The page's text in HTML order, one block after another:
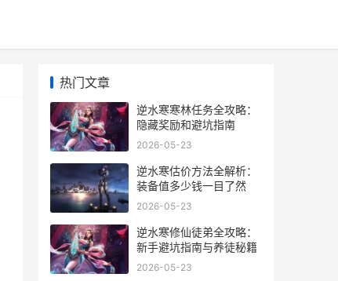
热门文章
逆水寒寒林任务全攻略：
隐藏奖励和避坑指南
2026-05-23
逆水寒估价方法全解析：
装备值多少钱一目了然
2026-05-23
逆水寒修仙徒弟全攻略：
新手避坑指南与养徒秘籍
2026-05-23